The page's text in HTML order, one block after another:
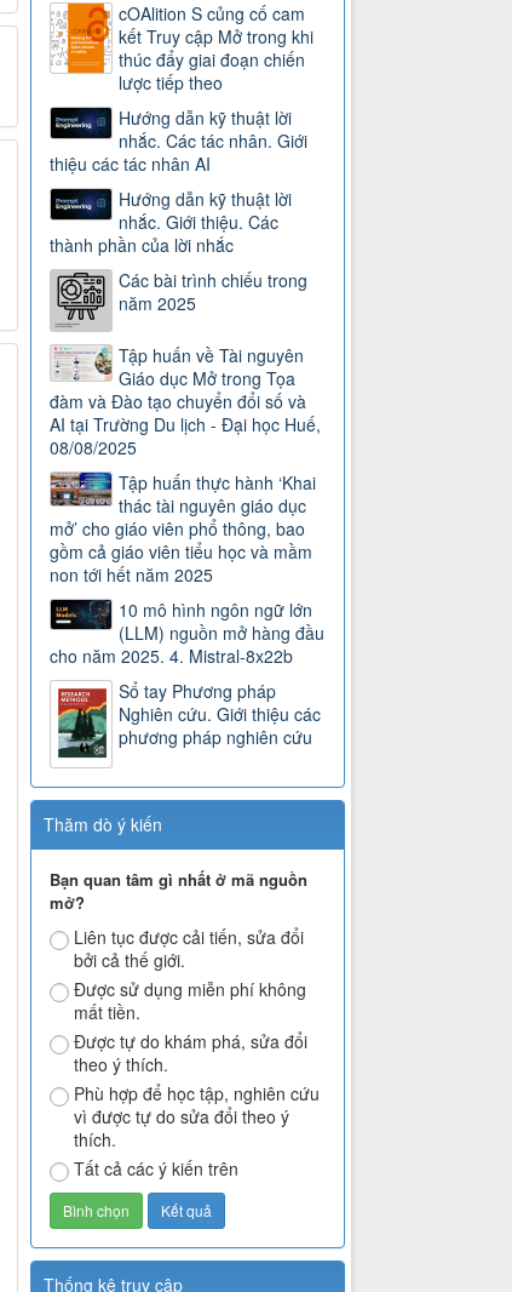
cOAlition S củng cố cam
kết Truy cập Mở trong khi
thúc đẩy giai đoạn chiến
lược tiếp theo
Hướng dẫn kỹ thuật lời
nhắc. Các tác nhân. Giới
thiệu các tác nhân AI
Hướng dẫn kỹ thuật lời
nhắc. Giới thiệu. Các
thành phần của lời nhắc
Các bài trình chiếu trong
năm 2025
Tập huấn về Tài nguyên
Giáo dục Mở trong Tọa
đàm và Đào tạo chuyển đổi số và
AI tại Trường Du lịch - Đại học Huế,
08/08/2025
Tập huấn thực hành ‘Khai
thác tài nguyên giáo dục
mở’ cho giáo viên phổ thông, bao
gồm cả giáo viên tiểu học và mầm
non tới hết năm 2025
10 mô hình ngôn ngữ lớn
(LLM) nguồn mở hàng đầu
cho năm 2025. 4. Mistral-8x22b
Sổ tay Phương pháp
Nghiên cứu. Giới thiệu các
phương pháp nghiên cứu
Thăm dò ý kiến
Bạn quan tâm gì nhất ở mã nguồn
mở?
Liên tục được cải tiến, sửa đổi
bởi cả thế giới.
Được sử dụng miễn phí không
mất tiền.
Được tự do khám phá, sửa đổi
theo ý thích.
Phù hợp để học tập, nghiên cứu
vì được tự do sửa đổi theo ý
thích.
Tất cả các ý kiến trên
Thống kê truy cập